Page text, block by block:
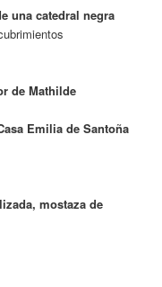
una catedral negra
de Mathilde
Emilia de Santoña
mostaza de